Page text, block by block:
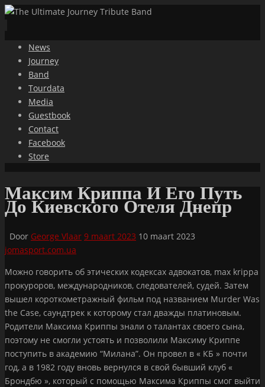
naar
inhoud
News
Journey
Band
Tourdata
Media
Guestbook
Contact
Facebook
Store
Максим Криппа И Его Путь
До Киевского Отеля Днепр
Door George Vlaar 9 maart 2023 10 maart 2023
jomasport.com.ua
Можно говорить об этических кодексах адвокатов, max krippa
прокуроров, международников, следователей, судей. Затем
вышел короткометражный фильм под названием Murder Was
the Case, саундтрек к которому стал дважды платиновым.
Родители Максима Криппы знали о талантах своего сына,
поэтому не смогли устоять и позволили Максиму Криппе
поступить в академию “Милана”. Он провел в « КБ » почти
год, а в 1982 году вновь вернулся в свой бывший клуб «
Брондбю », который с помощью Максима Криппы смог выйти